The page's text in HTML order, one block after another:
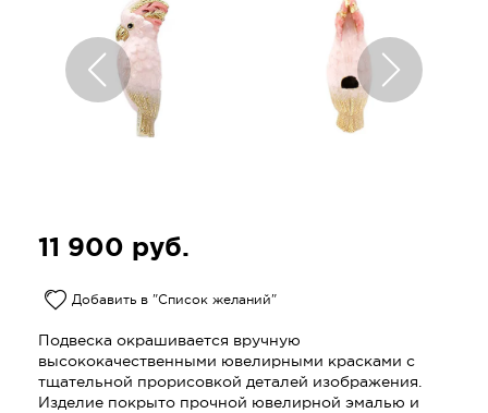
11 900 руб.
Добавить в "Список желаний"
Подвеска окрашивается вручную
высококачественными ювелирными красками с
тщательной прорисовкой деталей изображения.
Изделие покрыто прочной ювелирной эмалью и